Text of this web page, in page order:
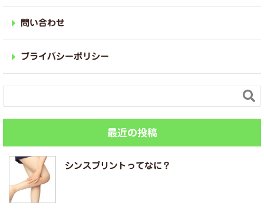
問い合わせ
プライバシーポリシー

最近の投稿
シンスプリントってなに？